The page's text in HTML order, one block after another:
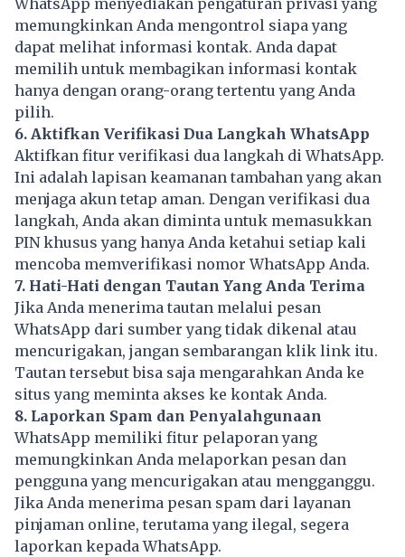
WhatsApp menyediakan pengaturan privasi yang
memungkinkan Anda mengontrol siapa yang
dapat melihat informasi kontak. Anda dapat
memilih untuk membagikan informasi kontak
hanya dengan orang-orang tertentu yang Anda
pilih.
6. Aktifkan Verifikasi Dua Langkah WhatsApp
Aktifkan fitur verifikasi dua langkah di WhatsApp.
Ini adalah lapisan keamanan tambahan yang akan
menjaga akun tetap aman. Dengan verifikasi dua
langkah, Anda akan diminta untuk memasukkan
PIN khusus yang hanya Anda ketahui setiap kali
mencoba memverifikasi nomor WhatsApp Anda.
7. Hati-Hati dengan Tautan Yang Anda Terima
Jika Anda menerima tautan melalui pesan
WhatsApp dari sumber yang tidak dikenal atau
mencurigakan, jangan sembarangan klik link itu.
Tautan tersebut bisa saja mengarahkan Anda ke
situs yang meminta akses ke kontak Anda.
8. Laporkan Spam dan Penyalahgunaan
WhatsApp memiliki fitur pelaporan yang
memungkinkan Anda melaporkan pesan dan
pengguna yang mencurigakan atau mengganggu.
Jika Anda menerima pesan spam dari layanan
pinjaman online, terutama yang ilegal, segera
laporkan kepada WhatsApp.